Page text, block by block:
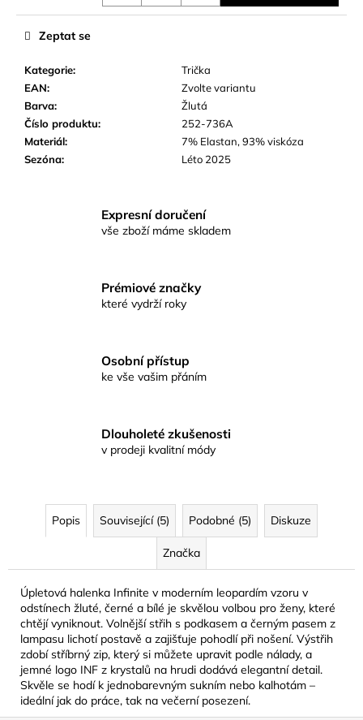
Kategorie:
Trička
EAN:
Zvolte variantu
Barva:
Žlutá
Číslo produktu:
252-736A
Materiál:
7% Elastan, 93% viskóza
Sezóna: Léto 2025
Zeptat se
Expresní doručení
vše zboží máme skladem
Prémiové značky
které vydrží roky
Osobní přístup
ke vše vašim přáním
Dlouholeté zkušenosti
v prodeji kvalitní módy
Popis Související (5) Podobné (5) Diskuze
Značka
Úpletová halenka Infinite v moderním leopardím vzoru v
odstínech žluté, černé a bílé je skvělou volbou pro ženy, které
chtějí vyniknout. Volnější střih s podkasem a černým pasem z
lampasu lichotí postavě a zajišťuje pohodlí při nošení. Výstřih
zdobí stříbrný zip, který si můžete upravit podle nálady, a
jemné logo INF z krystalů na hrudi dodává elegantní detail.
Skvěle se hodí k jednobarevným sukním nebo kalhotám –
ideální jak do práce, tak na večerní posezení.
j
e
m
e